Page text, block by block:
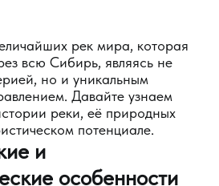
рек мира, которая
всю Сибирь, являясь не
но и уникальным
Давайте узнаем
реки, её природных
потенциале.
и
особенности